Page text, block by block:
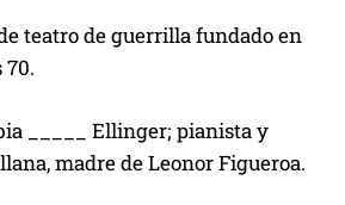
teatro de guerrilla fundado en
70.
_____ Ellinger; pianista y
madre de Leonor Figueroa.